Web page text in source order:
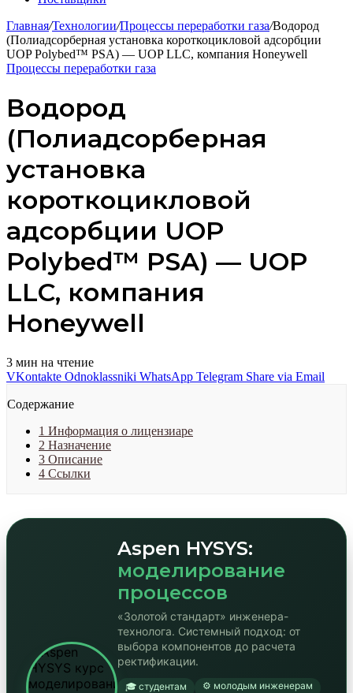
Главная/Технологии/Процессы переработки газа/Водород
(Полиадсорберная установка короткоцикловой адсорбции
UOP Polybed™ PSA) — UOP LLC, компания Honeywell
Процессы переработки газа
Водород
(Полиадсорберная
установка
короткоцикловой
адсорбции UOP
Polybed™ PSA) — UOP
LLC, компания
Honeywell
3 мин на чтение
VKontakte Odnoklassniki WhatsApp Telegram Share via Email
Содержание
1 Информация о лицензиаре
2 Назначение
3 Описание
4 Ссылки
Aspen HYSYS:
моделирование
процессов
«Золотой стандарт» инженера-
технолога. Системный подход: от
выбора компонентов до расчета
ректификации.
🎓 студентам
⚙️ молодым инженерам